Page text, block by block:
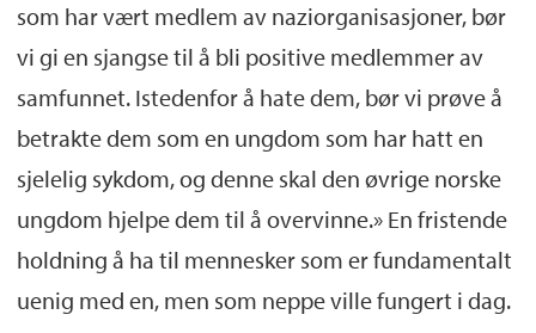
som har vært medlem av naziorganisasjoner, bør
vi gi en sjangse til å bli positive medlemmer av
samfunnet. Istedenfor å hate dem, bør vi prøve å
betrakte dem som en ungdom som har hatt en
sjelelig sykdom, og denne skal den øvrige norske
ungdom hjelpe dem til å overvinne.» En fristende
holdning å ha til mennesker som er fundamentalt
uenig med en, men som neppe ville fungert i dag.